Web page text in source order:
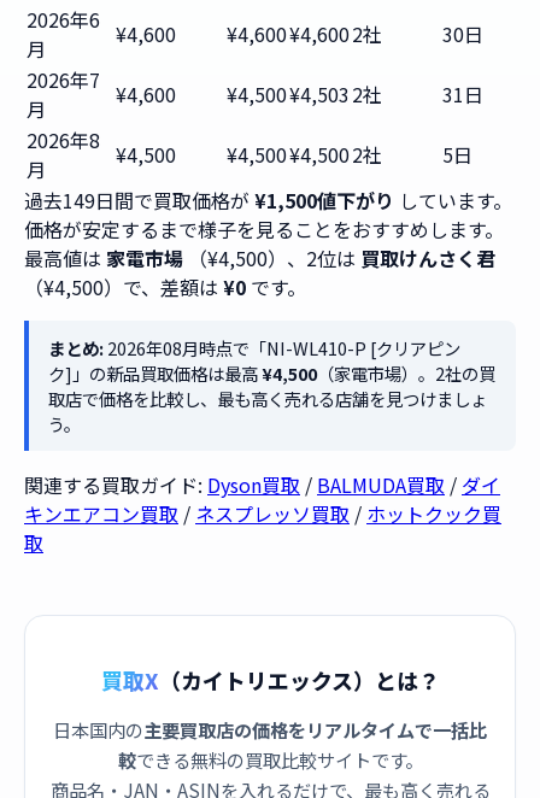
2026年6
月
¥4,600 ¥4,600¥4,6002社
30日
2026年7
月
¥4,600 ¥4,500¥4,5032社
31日
2026年8
月
¥4,500 ¥4,500¥4,5002社
5日
過去149日間で買取価格が ¥1,500値下がり しています。
価格が安定するまで様子を見ることをおすすめします。
最高値は 家電市場 （¥4,500）、2位は 買取けんさく君
（¥4,500）で、差額は ¥0 です。
まとめ:2026年08月時点で「NI-WL410-P [クリアピン
ク]」の新品買取価格は最高¥4,500（家電市場）。2社の買
取店で価格を比較し、最も高く売れる店舗を見つけましょ
う。
関連する買取ガイド: Dyson買取 / BALMUDA買取 / ダイ
キンエアコン買取 / ネスプレッソ買取 / ホットクック買
取
買取X （カイトリエックス）とは？
日本国内の主要買取店の価格をリアルタイムで一括比
較できる無料の買取比較サイトです。
商品名・JAN・ASINを入れるだけで、最も高く売れる